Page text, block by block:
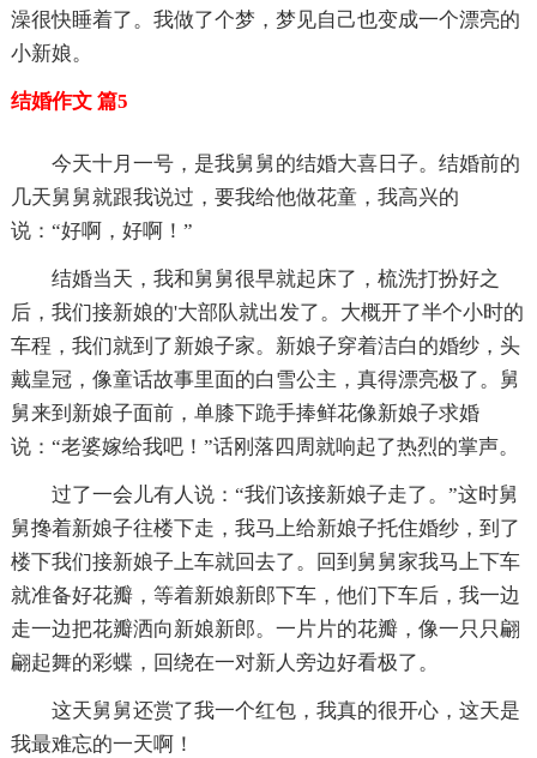
澡很快睡着了。我做了个梦，梦见自己也变成一个漂亮的
小新娘。
结婚作文 篇5
今天十月一号，是我舅舅的结婚大喜日子。结婚前的
几天舅舅就跟我说过，要我给他做花童，我高兴的
说：“好啊，好啊！”
结婚当天，我和舅舅很早就起床了，梳洗打扮好之
后，我们接新娘的'大部队就出发了。大概开了半个小时的
车程，我们就到了新娘子家。新娘子穿着洁白的婚纱，头
戴皇冠，像童话故事里面的白雪公主，真得漂亮极了。舅
舅来到新娘子面前，单膝下跪手捧鲜花像新娘子求婚
说：“老婆嫁给我吧！”话刚落四周就响起了热烈的掌声。
过了一会儿有人说：“我们该接新娘子走了。”这时舅
舅搀着新娘子往楼下走，我马上给新娘子托住婚纱，到了
楼下我们接新娘子上车就回去了。回到舅舅家我马上下车
就准备好花瓣，等着新娘新郎下车，他们下车后，我一边
走一边把花瓣洒向新娘新郎。一片片的花瓣，像一只只翩
翩起舞的彩蝶，回绕在一对新人旁边好看极了。
这天舅舅还赏了我一个红包，我真的很开心，这天是
我最难忘的一天啊！